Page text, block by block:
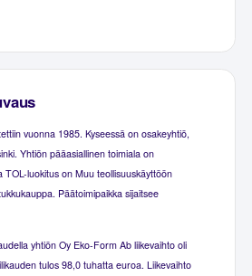
vuonna 1985. Kyseessä on osakeyhtiö,
Yhtiön pääasiallinen toimiala on
luokitus on Muu teollisuuskäyttöön
Päätoimipaikka sijaitsee
yhtiön Oy Eko-Form Ab liikevaihto oli
tulos 98,0 tuhatta euroa. Liikevaihto